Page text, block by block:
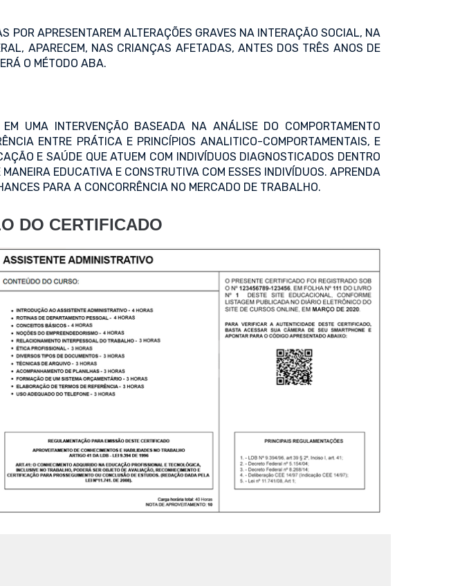
APRESENTAREM ALTERAÇÕES GRAVES NA INTERAÇÃO SOCIAL, NA
APARECEM, NAS CRIANÇAS AFETADAS, ANTES DOS TRÊS ANOS DE
O MÉTODO ABA.
UMA INTERVENÇÃO BASEADA NA ANÁLISE DO COMPORTAMENTO
ENTRE PRÁTICA E PRINCÍPIOS ANALITICO-COMPORTAMENTAIS, E
E SAÚDE QUE ATUEM COM INDIVÍDUOS DIAGNOSTICADOS DENTRO
EDUCATIVA E CONSTRUTIVA COM ESSES INDIVÍDUOS. APRENDA
PARA A CONCORRÊNCIA NO MERCADO DE TRABALHO.
DO CERTIFICADO